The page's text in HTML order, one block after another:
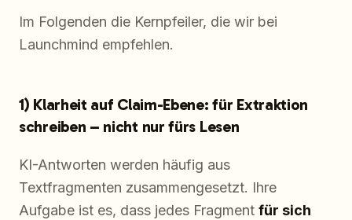
Im Folgenden die Kernpfeiler, die wir bei
Launchmind empfehlen.
1) Klarheit auf Claim-Ebene: für Extraktion
schreiben – nicht nur fürs Lesen
KI-Antworten werden häufig aus
Textfragmenten zusammengesetzt. Ihre
Aufgabe ist es, dass jedes Fragment für sich